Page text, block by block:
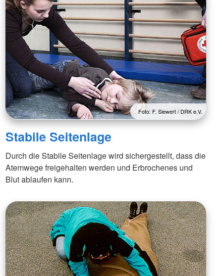
Foto: F. Siewert / DRK e.V.
Stabile Seitenlage
Durch die Stabile Seitenlage wird sichergestellt, dass die
Atemwege freigehalten werden und Erbrochenes und
Blut ablaufen kann.